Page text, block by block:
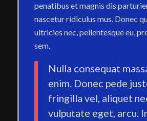
penatibus et magnis dis
nascetur ridiculus mus. Donec
ultricies nec, pellentesque eu,
sem.
Nulla consequat
enim. Donec pede
fringilla vel, aliquet
vulputate eget, arcu.